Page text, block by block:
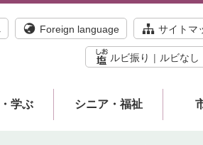
Foreign language サイトマ
ルビ振り ルビなし
学ぶ シニア・福祉